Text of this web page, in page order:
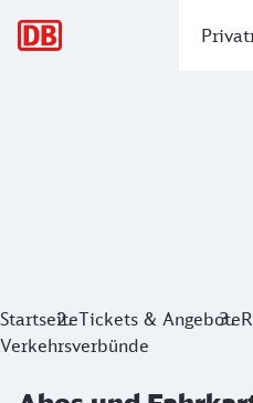
Abos und
Lassen Sie sich passende
StartseiteTickets & Angebote
Verkehrsverbünde